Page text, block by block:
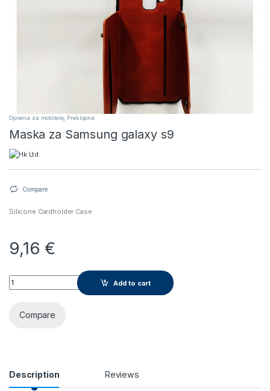
Oprema za mobitele, Preklopna
Maska za Samsung galaxy s9
Compare
Silicone Cardholder Case
9,16€
Maska za Samsung galaxy s9 quantityAdd to cart
Compare
Description Reviews